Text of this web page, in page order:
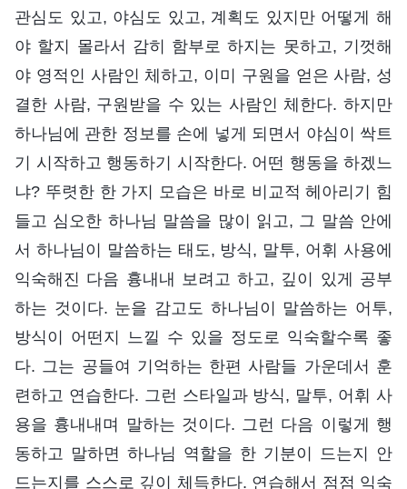
관심도 있고, 야심도 있고, 계획도 있지만 어떻게 해
야 할지 몰라서 감히 함부로 하지는 못하고, 기껏해
야 영적인 사람인 체하고, 이미 구원을 얻은 사람, 성
결한 사람, 구원받을 수 있는 사람인 체한다. 하지만
하나님에 관한 정보를 손에 넣게 되면서 야심이 싹트
기 시작하고 행동하기 시작한다. 어떤 행동을 하겠느
냐? 뚜렷한 한 가지 모습은 바로 비교적 헤아리기 힘
들고 심오한 하나님 말씀을 많이 읽고, 그 말씀 안에
서 하나님이 말씀하는 태도, 방식, 말투, 어휘 사용에
익숙해진 다음 흉내내 보려고 하고, 깊이 있게 공부
하는 것이다. 눈을 감고도 하나님이 말씀하는 어투,
방식이 어떤지 느낄 수 있을 정도로 익숙할수록 좋
다. 그는 공들여 기억하는 한편 사람들 가운데서 훈
련하고 연습한다. 그런 스타일과 방식, 말투, 어휘 사
용을 흉내내며 말하는 것이다. 그런 다음 이렇게 행
동하고 말하면 하나님 역할을 한 기분이 드는지 안
드는지를 스스로 깊이 체득한다. 연습해서 점점 익숙